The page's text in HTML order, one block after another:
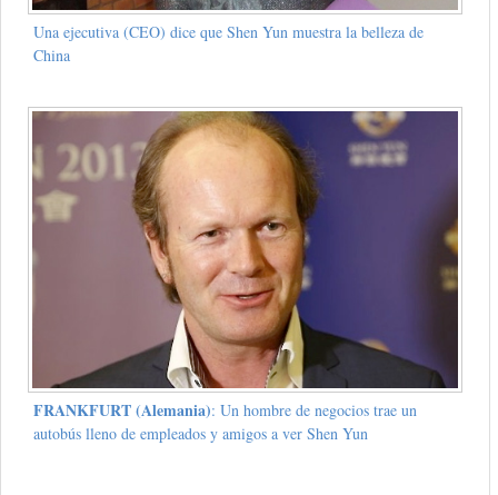
Una ejecutiva (CEO) dice que Shen Yun muestra la belleza de
China
FRANKFURT (Alemania): Un hombre de negocios trae un
autobús lleno de empleados y amigos a ver Shen Yun